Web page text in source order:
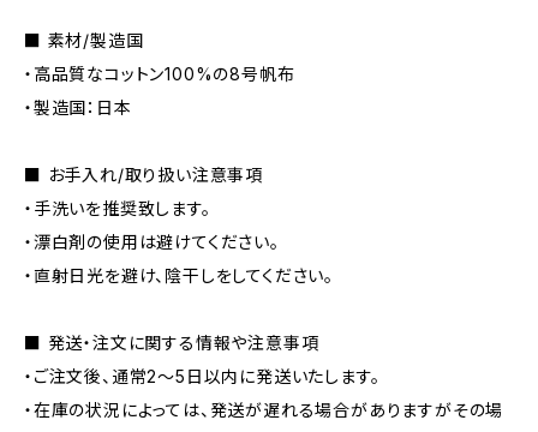
■ 素材/製造国
・高品質なコットン100%の8号帆布
・製造国：日本
■ お手入れ/取り扱い注意事項
・手洗いを推奨致します。
・漂白剤の使用は避けてください。
・直射日光を避け、陰干しをしてください。
■ 発送・注文に関する情報や注意事項
・ご注文後、通常2～5日以内に発送いたします。
・在庫の状況によっては、発送が遅れる場合がありますがその場